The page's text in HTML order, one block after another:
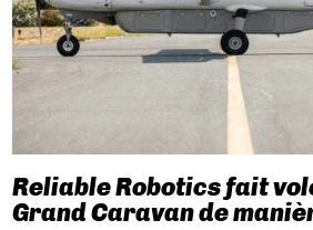
Reliable Robotics fait
Grand Caravan de